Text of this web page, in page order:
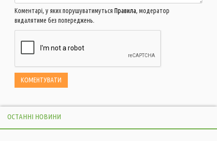
Коментарі, у яких порушуватимуться Правила, модератор
видалятиме без попереджень.
ОСТАННІ НОВИНИ